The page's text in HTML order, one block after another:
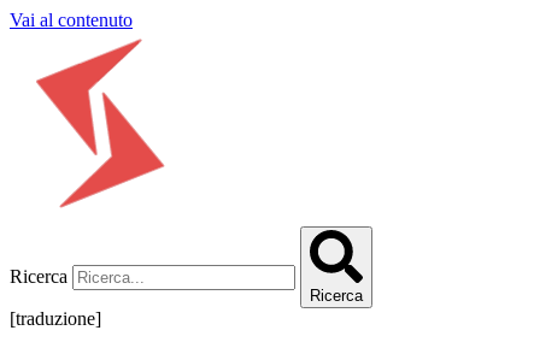
Vai al contenuto
Ricerca
Ricerca
[traduzione]